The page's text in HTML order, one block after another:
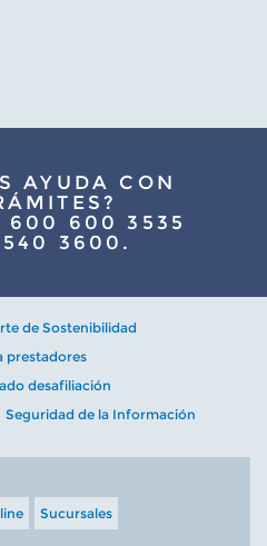
AYUDA CON
600 600 3535
3600.
de Sostenibilidad
prestadores
desafiliación
Seguridad de la Información
Sucursales